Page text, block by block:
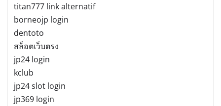
titan777 link alternatif
borneojp login
dentoto
สล็อตเว็บตรง
jp24 login
kclub
jp24 slot login
jp369 login